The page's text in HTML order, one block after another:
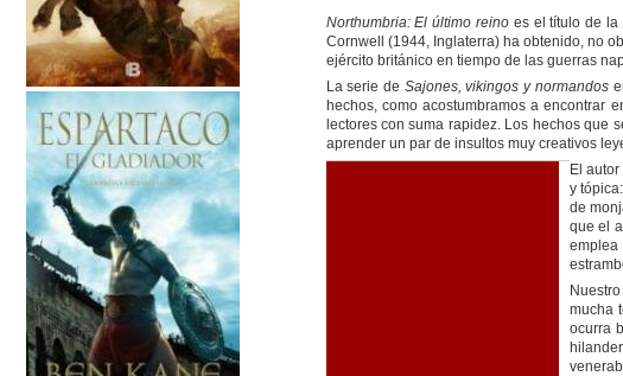
Northumbria: El último reinoes el título de la
Cornwell (1944, Inglaterra) ha obtenido, no
ejército británico en tiempo de las guerras
La serie de Sajones, vikingos y normandos
hechos, como acostumbramos a encontrar
lectores con suma rapidez. Los hechos que
aprender un par de insultos muy creativos
El
y
de
que el
emplea
mucha
ocurra